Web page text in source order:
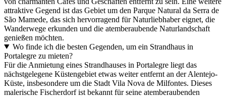
attraktive Gegend ist das Gebiet um den Parque Natural da Serra de
São Mamede, das sich hervorragend für Naturliebhaber eignet, die
Wanderwege erkunden und die atemberaubende Naturlandschaft
genießen möchten.
Wo finde ich die besten Gegenden, um ein Strandhaus in
Portalegre zu mieten?
Für die Anmietung eines Strandhauses in Portalegre liegt das
nächstgelegene Küstengebiet etwas weiter entfernt an der Alentejo-
Küste, insbesondere um die Stadt Vila Nova de Milfontes. Dieses
malerische Fischerdorf ist bekannt für seine atemberaubenden